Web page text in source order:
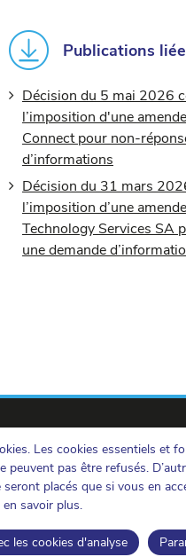
Les cookies essentiels et
pas être refusés.
placés que si vous en
savoir plus.
les cookies d'analyse
Publications
Décision du 5 mai 2026
l’imposition d'une
Connect pour non-
d’informations
Décision du 31 mars
l’imposition d’une
Technology Services SA
une demande
IBPT sur LinkedIn